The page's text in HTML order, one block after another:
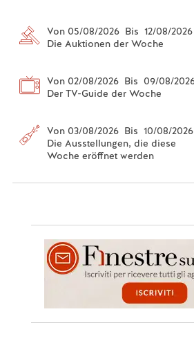
Von 05/08/2026 Bis 12/08/2026
Die Auktionen der Woche
Von 02/08/2026 Bis 09/08/
Der TV-Guide der Woche
Von 03/08/2026 Bis 10/08/2026
Die Ausstellungen, die diese
Woche eröffnet werden